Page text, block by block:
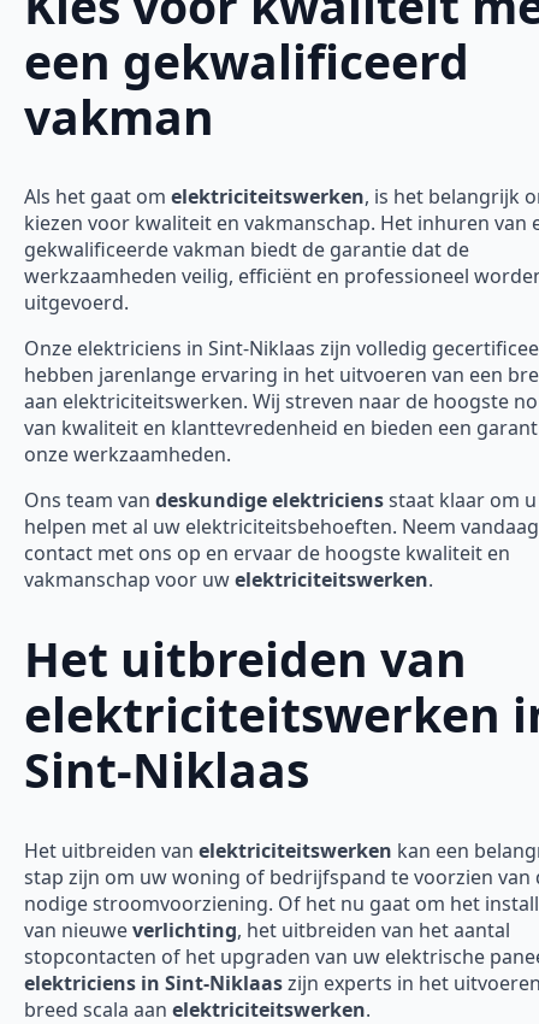
een gekwalificeerd
vakman
Als het gaat om elektriciteitswerken, is het belangrijk
kiezen voor kwaliteit en vakmanschap. Het inhuren van
gekwalificeerde vakman biedt de garantie dat de
werkzaamheden veilig, efficiënt en professioneel
uitgevoerd.
Onze elektriciens in Sint-Niklaas zijn volledig
hebben jarenlange ervaring in het uitvoeren van een
aan elektriciteitswerken. Wij streven naar de hoogste
van kwaliteit en klanttevredenheid en bieden een
onze werkzaamheden.
Ons team van deskundige elektriciensstaat klaar om
helpen met al uw elektriciteitsbehoeften. Neem
contact met ons op en ervaar de hoogste kwaliteit en
vakmanschap voor uwelektriciteitswerken.
Het uitbreiden van
elektriciteitswerken
Sint-Niklaas
Het uitbreiden van elektriciteitswerken kan een
stap zijn om uw woning of bedrijfspand te voorzien van
nodige stroomvoorziening. Of het nu gaat om het
van nieuweverlichting, het uitbreiden van het aantal
stopcontacten of het upgraden van uw elektrische
elektriciens in Sint-Niklaaszijn experts in het
breed scala aan elektriciteitswerken.